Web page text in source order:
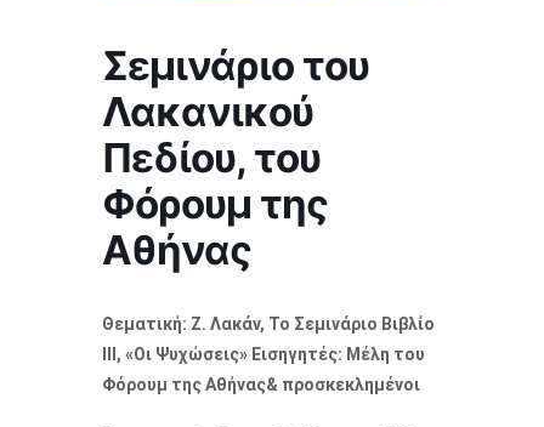
Σεμινάριο του
Λακανικού
Πεδίου, του
Φόρουμ της
Αθήνας
Θεματική: Ζ. Λακάν, Το Σεμινάριο Βιβλίο
ΙΙΙ, «Οι Ψυχώσεις» Εισηγητές: Μέλη του
Φόρουμ της Αθήνας& προσκεκλημένοι